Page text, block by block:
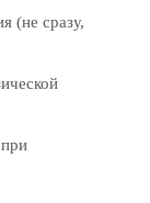
(не сразу,